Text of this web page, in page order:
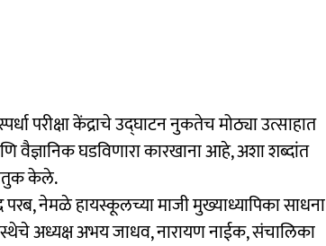
परीक्षा केंद्राचे उद्घाटन नुकतेच मोठ्या उत्साहात
वैज्ञानिक घडविणारा कारखाना आहे, अशा शब्दांत
केले.
नेमळे हायस्कूलच्या माजी मुख्याध्यापिका साधना
अध्यक्ष अभय जाधव, नारायण नाईक, संचालिका